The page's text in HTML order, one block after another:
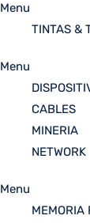
Menu
TINTAS &
Menu
CABLES
MINERIA
NETWORK
Menu
MEMORIA